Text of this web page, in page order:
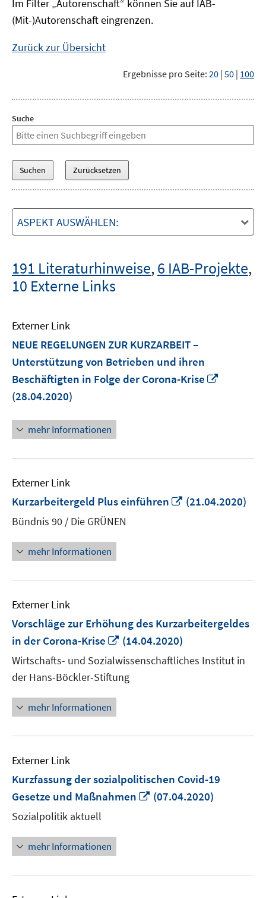
Im Filter „Autorenschaft“ können Sie auf IAB-
(Mit-)Autorenschaft eingrenzen.
Zurück zur Übersicht
Ergebnisse pro Seite: 20 | 50 | 100
Suche
ASPEKT AUSWÄHLEN:
191 Literaturhinweise,6 IAB-Projekte,
10 Externe Links
Externer Link
NEUE REGELUNGEN ZUR KURZARBEIT –
Unterstützung von Betrieben und ihren
Beschäftigten in Folge der Corona-Krise
(28.04.2020)
mehr Informationen
Externer Link
Kurzarbeitergeld Plus einführen
In
(21.04.2020)
Bündnis 90 / Die GRÜNEN
mehr Informationen
Externer Link
Vorschläge zur Erhöhung des Kurzarbeitergeldes
in der Corona-Krise
In
neuem
Fenster
öffnen
(14.04.2020)
Wirtschafts- und Sozialwissenschaftliches Institut in
der Hans-Böckler-Stiftung
mehr Informationen
Externer Link
Kurzfassung der sozialpolitischen Covid-19
Gesetze und Maßnahmen
In
(07.04.2020)
Sozialpolitik aktuell
mehr Informationen